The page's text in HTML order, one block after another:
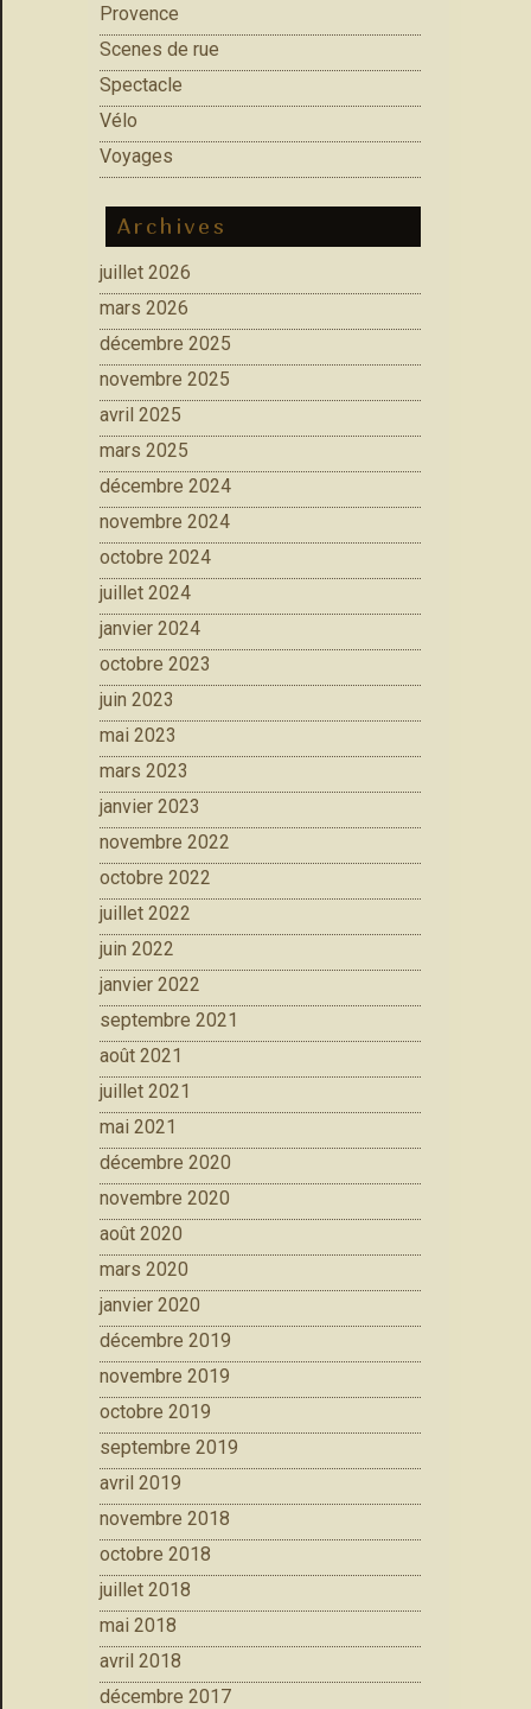
Provence
Scenes de rue
Spectacle
Vélo
Voyages
Archives
juillet 2026
mars 2026
décembre 2025
novembre 2025
avril 2025
mars 2025
décembre 2024
novembre 2024
octobre 2024
juillet 2024
janvier 2024
octobre 2023
juin 2023
mai 2023
mars 2023
janvier 2023
novembre 2022
octobre 2022
juillet 2022
juin 2022
janvier 2022
septembre 2021
août 2021
juillet 2021
mai 2021
décembre 2020
novembre 2020
août 2020
mars 2020
janvier 2020
décembre 2019
novembre 2019
octobre 2019
septembre 2019
avril 2019
novembre 2018
octobre 2018
juillet 2018
mai 2018
avril 2018
décembre 2017